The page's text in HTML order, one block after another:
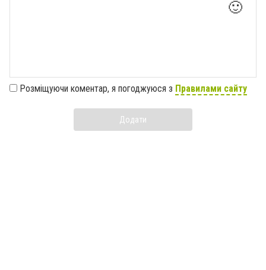
🙂
Розміщуючи коментар, я погоджуюся з Правилами сайту
Додати